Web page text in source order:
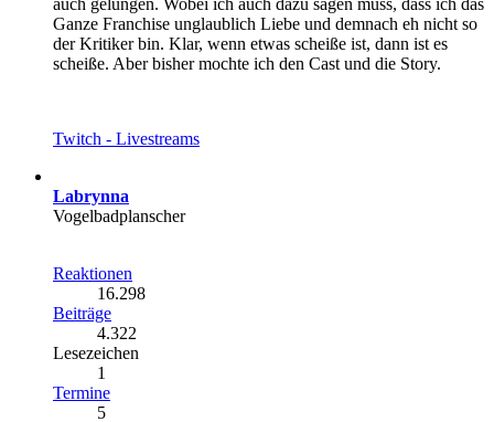
Ganze Franchise unglaublich Liebe und demnach eh nicht so
der Kritiker bin. Klar, wenn etwas scheiße ist, dann ist es
scheiße. Aber bisher mochte ich den Cast und die Story.
Twitch - Livestreams
Labrynna
Vogelbadplanscher
Reaktionen
16.298
Beiträge
4.322
Lesezeichen
1
Termine
5